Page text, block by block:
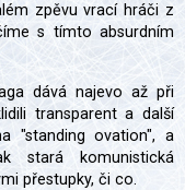
zpěvu vrací hráči z
s tímto absurdním
dává najevo až při
transparent a další
"standing ovation", a
stará komunistická
přestupky, či co.